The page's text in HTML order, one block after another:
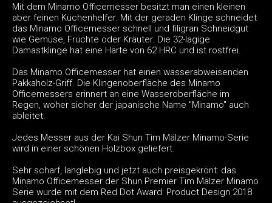
Mit dem Minamo Officemesser besitzt man einen kleinen
aber feinen Küchenhelfer. Mit der geraden Klinge schneidet
das Minamo Officemesser schnell und filigran Schneidgut
wie Gemüse, Früchte oder Kräuter. Die 32-lagige
Damastklinge hat eine Härte von 62 HRC und ist rostfrei.
Das Minamo Officemesser hat einen wasserabweisenden
Pakkaholz-Griff. Die Klingenoberfläche des Minamo
Officemessers erinnert an eine Wasseroberfläche im
Regen, woher sicher der japanische Name "Minamo" auch
ableitet.
Jedes Messer aus der Kai Shun Tim Mälzer Minamo-Serie
wird in einer schönen Holzbox geliefert.
Sehr scharf, langlebig und jetzt auch preisgekrönt: das
Minamo Officemesser der Shun Premier Tim Mälzer Minamo
Serie wurde mit dem Red Dot Award: Product Design 2018